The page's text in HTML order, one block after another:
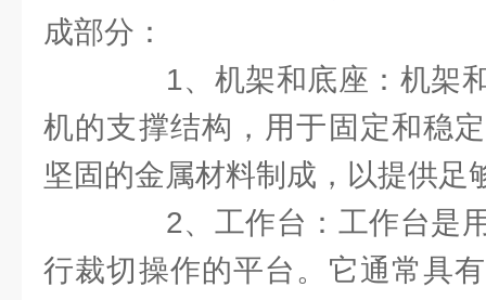
成部分：
1、机架和底座：机架和
机的支撑结构，用于固定和稳
坚固的金属材料制成，以提供足
2、工作台：工作台是用
行裁切操作的平台。它通常具